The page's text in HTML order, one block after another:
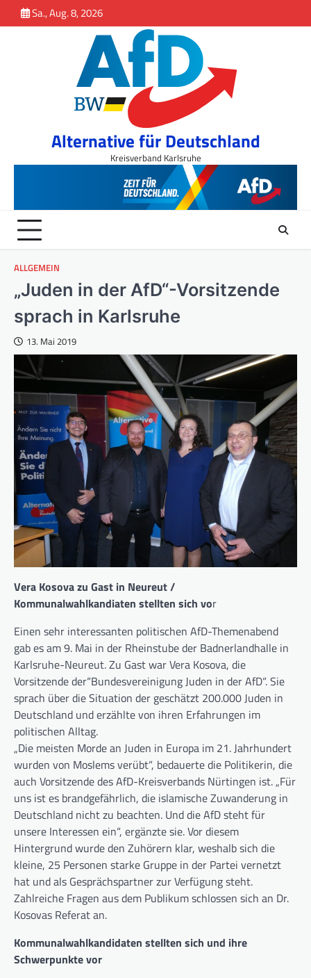
springen
to
Sa., Aug. 8, 2026
Alternative für Deutschland
Kreisverband Karlsruhe
ALLGEMEIN
„Juden in der AfD“-Vorsitzende
sprach in Karlsruhe
13. Mai 2019
Vera Kosova zu Gast in Neureut /
Kommunalwahlkandiaten stellten sich vor
Einen sehr interessanten politischen AfD-Themenabend
gab es am 9. Mai in der Rheinstube der Badnerlandhalle in
Karlsruhe-Neureut. Zu Gast war Vera Kosova, die
Vorsitzende der“Bundesvereinigung Juden in der AfD“. Sie
sprach über die Situation der geschätzt 200.000 Juden in
Deutschland und erzählte von ihren Erfahrungen im
politischen Alltag.
„Die meisten Morde an Juden in Europa im 21. Jahrhundert
wurden von Moslems verübt“, bedauerte die Politikerin, die
auch Vorsitzende des AfD-Kreisverbands Nürtingen ist. „Für
uns ist es brandgefährlich, die islamische Zuwanderung in
Deutschland nicht zu beachten. Und die AfD steht für
unsere Interessen ein“, ergänzte sie. Vor diesem
Hintergrund wurde den Zuhörern klar, weshalb sich die
kleine, 25 Personen starke Gruppe in der Partei vernetzt
hat und als Gesprächspartner zur Verfügung steht.
Zahlreiche Fragen aus dem Publikum schlossen sich an Dr.
Kosovas Referat an.
Kommunalwahlkandidaten stellten sich und ihre
Schwerpunkte vor